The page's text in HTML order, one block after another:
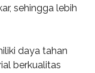
sehingga lebih
daya tahan
berkualitas